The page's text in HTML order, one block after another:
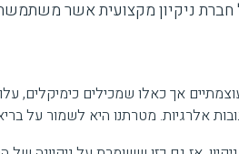
ניקיון מקצועית אשר משתמשת
אך כאלו שמכילים כימיקלים,
אלרגיות. מטרתנו היא לשמור על